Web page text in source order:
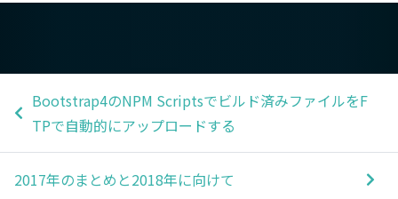
Bootstrap4のNPM Scriptsでビルド済みファイルをF
TPで自動的にアップロードする
2017年のまとめと2018年に向けて